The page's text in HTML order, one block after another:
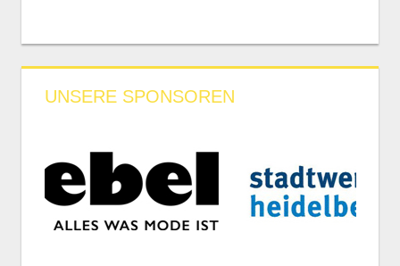
UNSERE SPONSOREN